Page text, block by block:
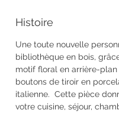
Histoire
Une toute nouvelle
bibliothèque en bois,
motif floral en arrière-
boutons de tiroir en
italienne. Cette pièce
votre cuisine, séjour,